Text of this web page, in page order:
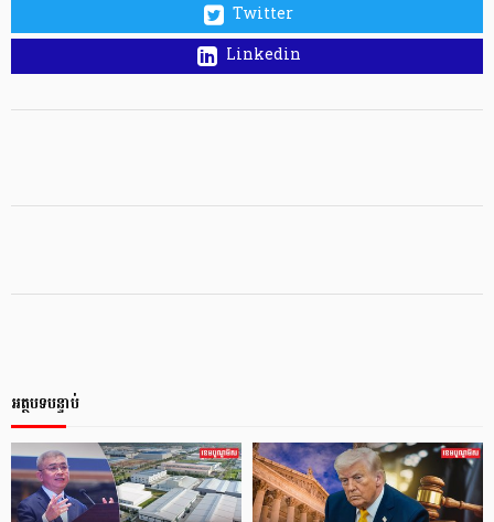
Twitter
Linkedin
អត្ថបទបន្ទាប់